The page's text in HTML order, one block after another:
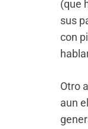
(que
sus
con
Otro
aun